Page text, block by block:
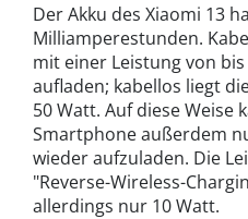
Der Akku des Xiaomi 13
Milliamperestunden.
mit einer Leistung von
aufladen; kabellos liegt
50 Watt. Auf diese Weise
Smartphone außerdem
wieder aufzuladen. Die
"Reverse-Wireless-
allerdings nur 10 Watt.